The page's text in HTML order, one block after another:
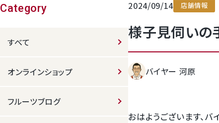
クラウンメロンゼリー 2024/09/14 店舗情報
様子見伺いの
バイヤー 河原
おはようございます、バ
Category
すべて
オンラインショップ
フルーツブログ